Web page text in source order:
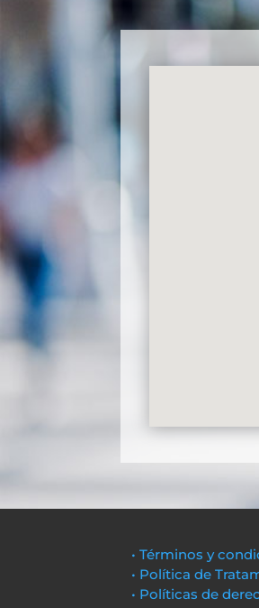
• Términos y
• Política de
• Políticas de